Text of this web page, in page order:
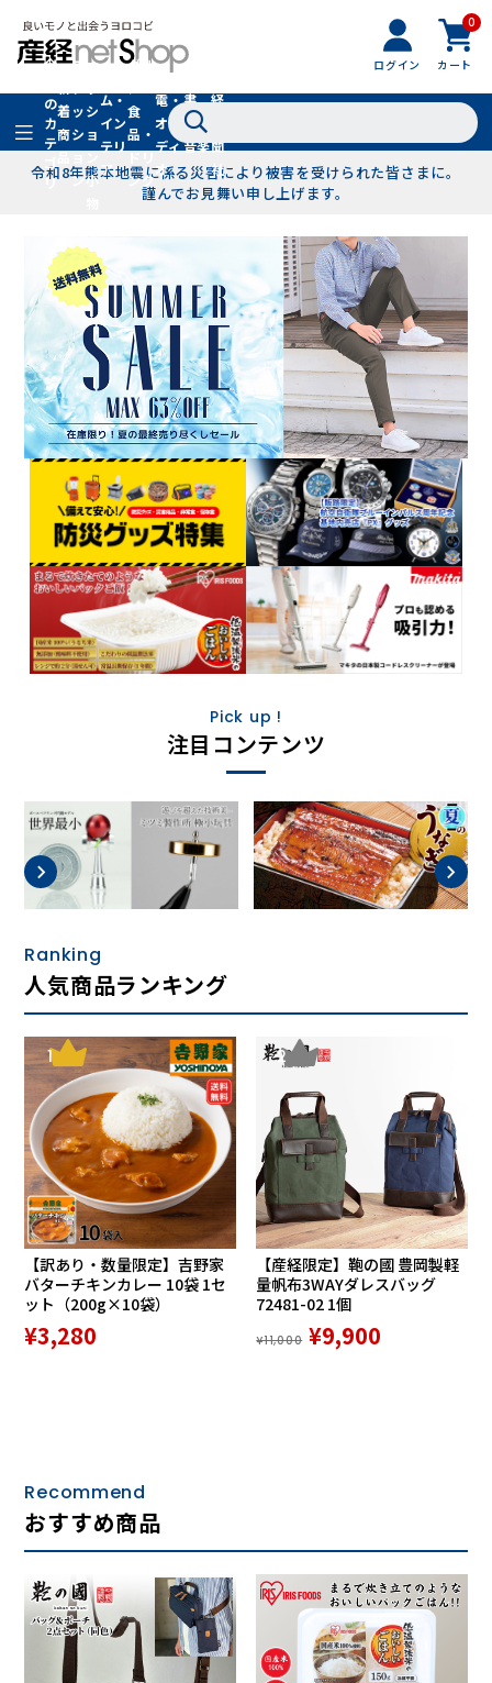
ログイン
0
カート
全
の
カ
テ
ゴ
リ
着
商
品
フ
ッ
シ
ョ
ン
フ
ァ
シ
ョ
ン
小
ム・
イン
テリ
ア
グル
食
品・
ドリ
ンク
家
電・
オー
ディ
オ
書
籍・
音楽
経
聞
社
令和8年熊本地震に係る災害により被害を受けられた皆さまに。
謹んでお見舞い申し上げます。
Pick up !
注目コンテンツ
Ranking
人気商品ランキング
1
【訳あり・数量限定】吉野家
バターチキンカレー 10袋 1セ
ット（200g×10袋）
¥3,280
2
【産経限定】鞄の國 豊岡製軽
量帆布3WAYダレスバッグ
72481-02 1個
¥11,000 ¥9,900
Recommend
おすすめ商品